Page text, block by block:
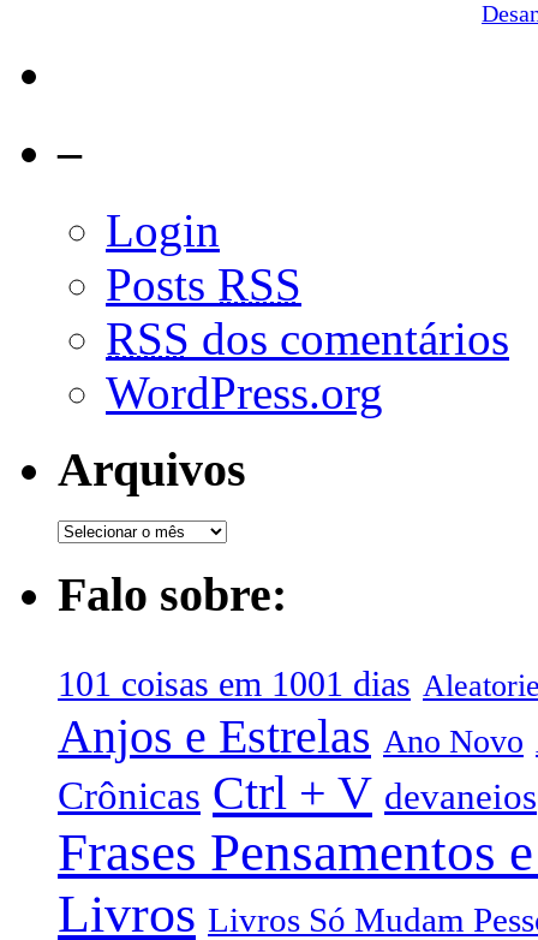
–
Login
Posts RSS
RSS dos comentários
WordPress.org
Arquivos
Falo sobre:
101 coisas em 1001 dias
Anjos e Estrelas Ano Novo
Crônicas Ctrl + V devaneios
Frases Pensamentos
Livros Livros Só Mudam